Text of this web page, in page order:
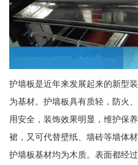
护墙板是近年来发展起来的新型
为基材。护墙板具有质轻，防火
用安全，装饰效果明显，维护保
裙，又可代替壁纸、墙砖等墙体
护墙板基材均为木质。表面都经